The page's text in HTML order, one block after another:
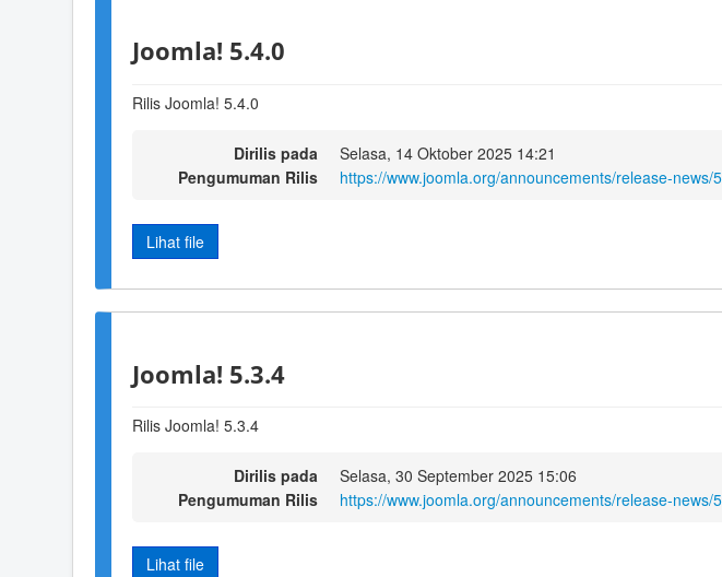
Joomla! 5.4.0
Rilis Joomla! 5.4.0
Dirilis pada
Selasa, 14 Oktober 2025 14:21
Pengumuman Rilis
https://www.joomla.org/announcements/release-
Lihat file
Joomla! 5.3.4
Rilis Joomla! 5.3.4
Dirilis pada
Selasa, 30 September 2025 15:06
Pengumuman Rilis
https://www.joomla.org/announcements/release-
Lihat file